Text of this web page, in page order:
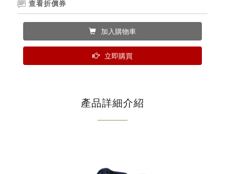
查看折價券
加入購物車
立即購買
產品詳細介紹